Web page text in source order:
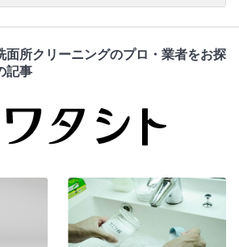
面所クリーニングのプロ・業者をお探
記事